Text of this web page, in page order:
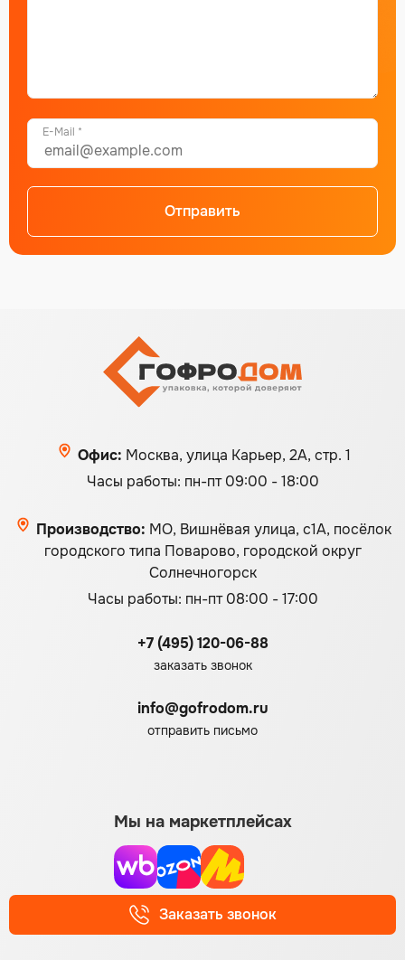
E-Mail *
Отправить
Офис: Москва, улица Карьер, 2А, стр. 1
Часы работы: пн-пт 09:00 - 18:00
Производство: МО, Вишнёвая улица, с1А, посёлок
городского типа Поварово, городской округ
Солнечногорск
Часы работы: пн-пт 08:00 - 17:00
+7 (495) 120-06-88
заказать звонок
info@gofrodom.ru
отправить письмо
Заказать звонок
Мы на маркетплейсах